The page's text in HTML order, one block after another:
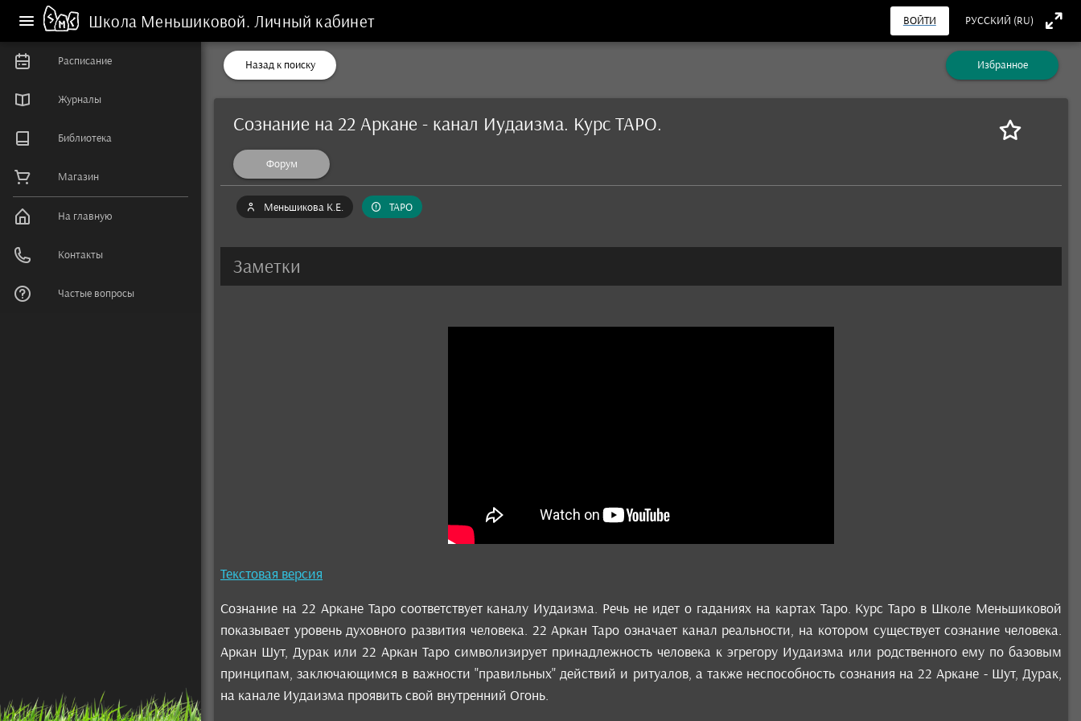
Школа Меньшиковой. Личный кабинет ВОЙТИ РУССКИЙ (RU)
Расписание
Журналы
Библиотека
Магазин
На главную
Контакты
Частые вопросы
Назад к поиску Избранное
Сознание на 22 Аркане - канал Иудаизма. Курс ТАРО.
Форум
Меньшикова К.Е. ТАРО
Заметки
Текстовая версия
Сознание на 22 Аркане Таро соответствует каналу Иудаизма. Речь не идет о гаданиях на картах Таро. Курс Таро в Школе Меньшиковой
показывает уровень духовного развития человека. 22 Аркан Таро означает канал реальности, на котором существует сознание человека.
Аркан Шут, Дурак или 22 Аркан Таро символизирует принадлежность человека к эгрегору Иудаизма или родственного ему по базовым
принципам, заключающимся в важности "правильных" действий и ритуалов, а также неспособность сознания на 22 Аркане - Шут, Дурак,
на канале Иудаизма проявить свой внутренний Огонь.